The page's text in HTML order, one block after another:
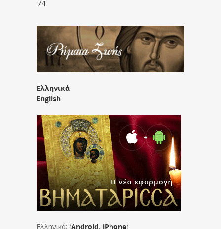
’74
Ελληνικά
English
Ελληνικά: (Android, iPhone)